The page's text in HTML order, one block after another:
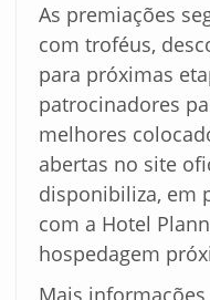
As premiações
com troféus,
para próximas
patrocinadores
melhores
abertas no site
disponibiliza, em
com a Hotel
hospedagem